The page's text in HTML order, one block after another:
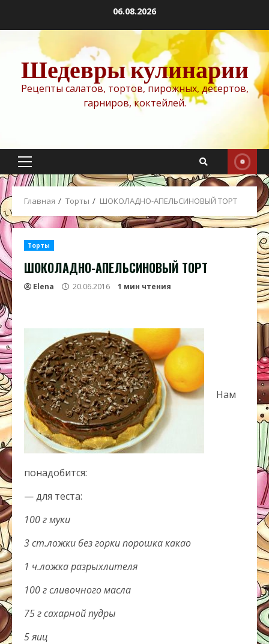
содержимому
06.08.2026
Шедевры кулинарии
Рецепты салатов, тортов, пирожных, десертов,
гарниров, коктейлей.
Основное
меню
Главная Торты ШОКОЛАДНО-АПЕЛЬСИНОВЫЙ ТОРТ
Торты
ШОКОЛАДНО-АПЕЛЬСИНОВЫЙ ТОРТ
Elena 20.06.2016 1 мин чтения
Нам
понадобится:
— для теста:
100 г муки
3 ст.ложки без горки порошка какао
1 ч.ложка разрыхлителя
100 г сливочного масла
75 г сахарной пудры
5 яиц